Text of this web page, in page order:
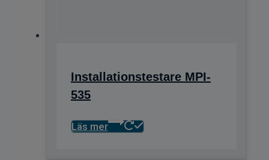
Installationstestare MPI-
535
Läs mer